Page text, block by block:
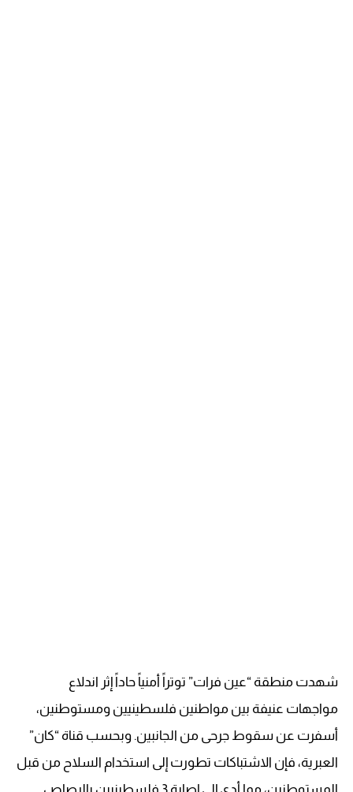
شهدت منطقة “عين فرات” توتراً أمنياً حاداً إثر اندلاع
مواجهات عنيفة بين مواطنين فلسطينيين ومستوطنين،
أسفرت عن سقوط جرحى من الجانبين. وبحسب قناة “كان”
العبرية، فإن الاشتباكات تطورت إلى استخدام السلاح من قبل